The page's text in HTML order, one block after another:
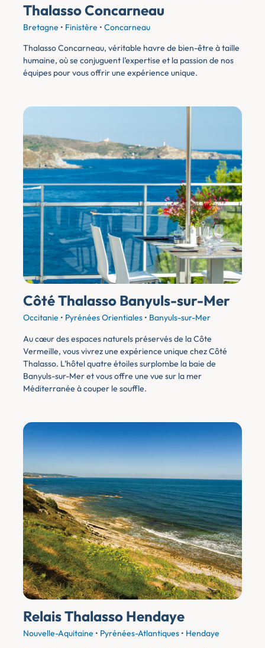
Thalasso Concarneau
Bretagne • Finistère •Concarneau
Thalasso Concarneau, véritable havre de bien-être à taille
humaine, où se conjuguent l’expertise et la passion de nos
équipes pour vous offrir une expérience unique.
Côté Thalasso Banyuls-sur-Mer
Occitanie • Pyrénées Orientiales • Banyuls-sur-Mer
Au cœur des espaces naturels préservés de la Côte
Vermeille, vous vivrez une expérience unique chez Côté
Thalasso. L’hôtel quatre étoiles surplombe la baie de
Banyuls-sur-Mer et vous offre une vue sur la mer
Méditerranée à couper le souffle.
Relais Thalasso Hendaye
Nouvelle-Aquitaine • Pyrénées-Atlantiques • Hendaye